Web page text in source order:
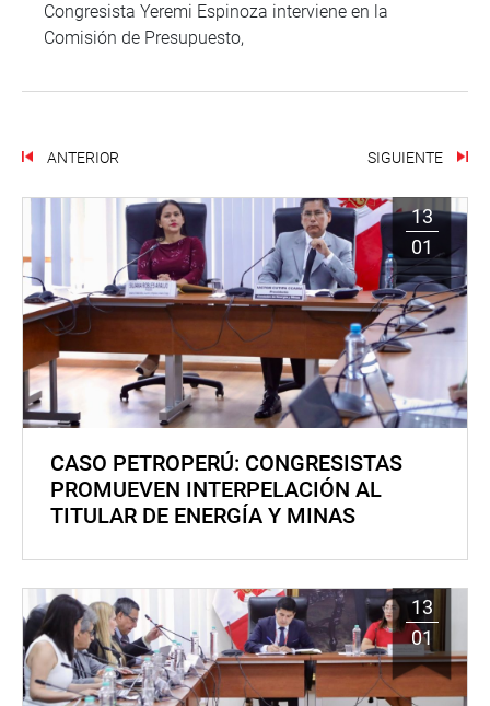
Congresista Yeremi Espinoza interviene en la
Comisión de Presupuesto,
ANTERIOR SIGUIENTE
13
01
CASO PETROPERÚ: CONGRESISTAS
PROMUEVEN INTERPELACIÓN AL
TITULAR DE ENERGÍA Y MINAS
13
01